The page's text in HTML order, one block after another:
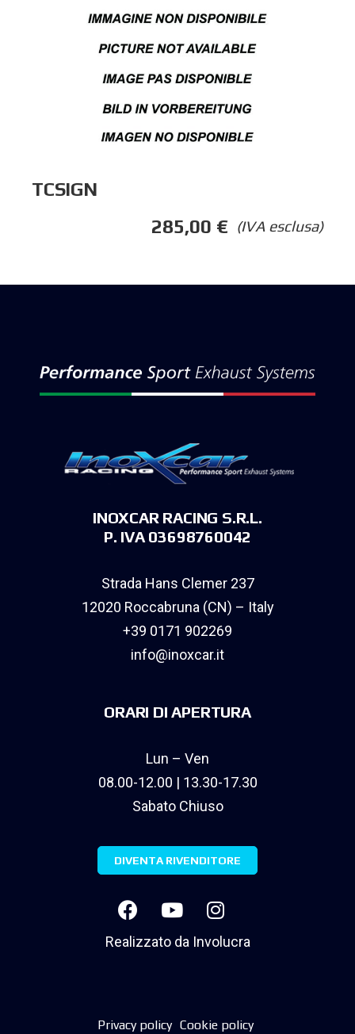
TCSIGN
(IVA esclusa)
285,00 €
INOXCAR RACING S.R.L.
P. IVA 03698760042
Strada Hans Clemer 237
12020 Roccabruna (CN) – Italy
+39 0171 902269
info@inoxcar.it
ORARI DI APERTURA
Lun – Ven
08.00-12.00 | 13.30-17.30
Sabato Chiuso
DIVENTA RIVENDITORE
Realizzato da Involucra
Privacy policy Cookie policy